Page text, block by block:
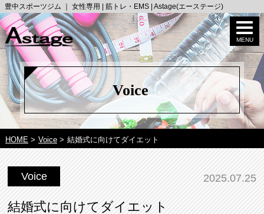
豊中スポーツジム ｜ 女性専用 | 筋トレ・EMS | Astage(エーステージ)
Voice
HOME> Voice> 結婚式に向けてダイエット
Voice 2025.07.25
結婚式に向けてダイエット